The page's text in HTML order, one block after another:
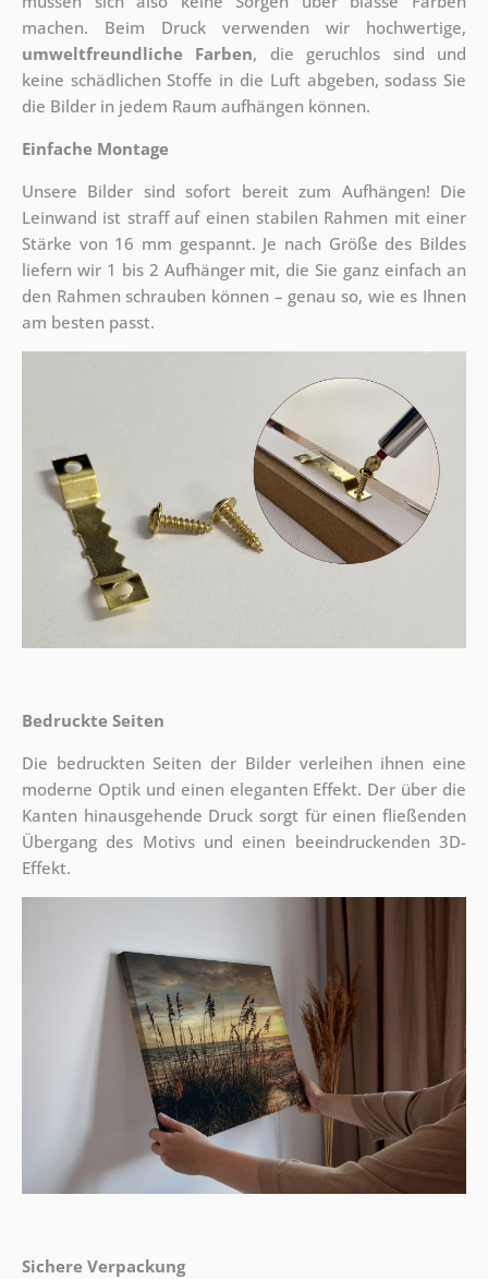
machen. Beim Druck verwenden wir hochwertige,
umweltfreundliche Farben, die geruchlos sind und
keine schädlichen Stoffe in die Luft abgeben, sodass Sie
die Bilder in jedem Raum aufhängen können.
Einfache Montage
Unsere Bilder sind sofort bereit zum Aufhängen! Die
Leinwand ist straff auf einen stabilen Rahmen mit einer
Stärke von 16 mm gespannt. Je nach Größe des Bildes
liefern wir 1 bis 2 Aufhänger mit, die Sie ganz einfach an
den Rahmen schrauben können – genau so, wie es Ihnen
am besten passt.
Bedruckte Seiten
Die bedruckten Seiten der Bilder verleihen ihnen eine
moderne Optik und einen eleganten Effekt. Der über die
Kanten hinausgehende Druck sorgt für einen fließenden
Übergang des Motivs und einen beeindruckenden 3D-
Effekt.
Sichere Verpackung